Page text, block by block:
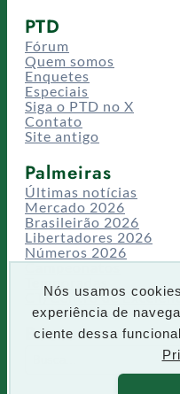
Nós usamos
experiência de
ciente dessa
PTD
Fórum
Quem somos
Enquetes
Especiais
Siga o PTD no X
Contato
Site antigo
Palmeiras
Últimas notícias
Mercado 2026
Brasileirão 2026
Libertadores 2026
Números 2026
Campeonatos
Temporadas
CT/Centro de
Busca